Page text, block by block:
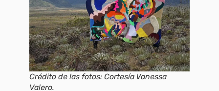
Crédito de las fotos: Cortesía Vanessa
Valero.